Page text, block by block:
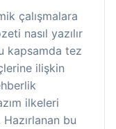
çalışmalara
nasıl yazılır
kapsamda tez
ilişkin
ilkeleri
Hazırlanan bu